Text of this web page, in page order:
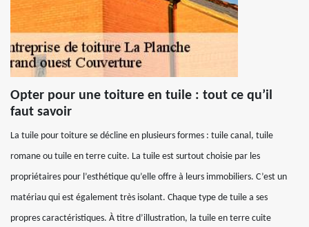
Opter pour une toiture en tuile : tout ce qu’il
faut savoir
La tuile pour toiture se décline en plusieurs formes : tuile canal, tuile
romane ou tuile en terre cuite. La tuile est surtout choisie par les
propriétaires pour l’esthétique qu’elle offre à leurs immobiliers. C’est un
matériau qui est également très isolant. Chaque type de tuile a ses
propres caractéristiques. À titre d’illustration, la tuile en terre cuite